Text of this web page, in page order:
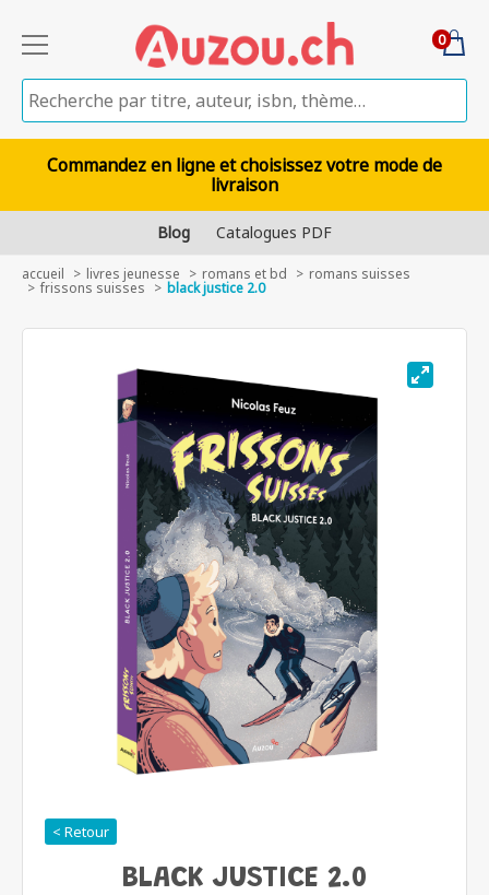
0
Commandez en ligne et choisissez votre mode de
livraison
Blog Catalogues PDF
accueil livres jeunesse romans et bd romans suisses
frissons suisses black justice 2.0
< Retour
BLACK JUSTICE 2.0